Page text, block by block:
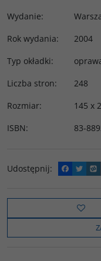
Wydanie:
Rok wydania:
2004
Typ okładki:
Liczba stron:
248
Rozmiar:
145 x
ISBN: 83-
Udostępnij:
F
a
e
o
k
T
w
t
t
e
W
y
o